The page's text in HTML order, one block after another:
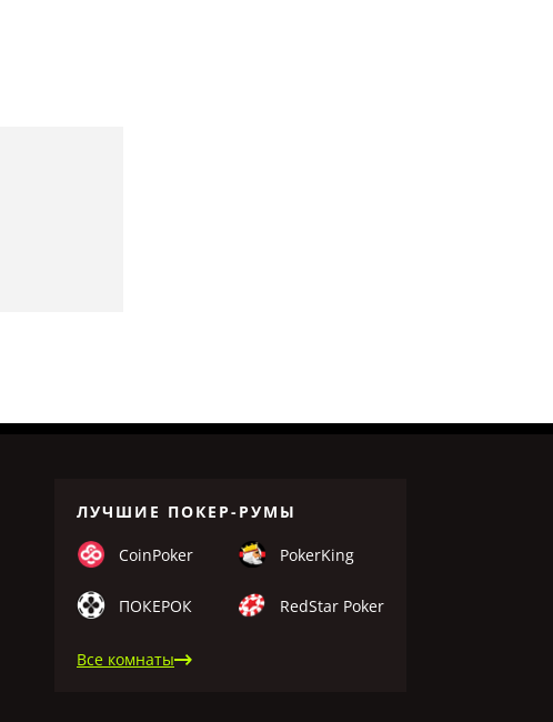
ЛУЧШИЕ ПОКЕР-РУМЫ
CoinPoker PokerKing
ПОКЕРОК RedStar Poker
Все комнаты